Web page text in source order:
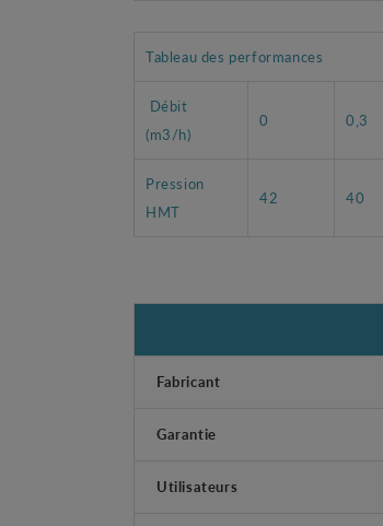
Tableau des performances
Débit
(m3/h)
0 0,3
Pression
HMT
42 40
Fabricant
Garantie
Utilisateurs